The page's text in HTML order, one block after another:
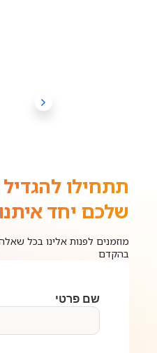
תתחילו
שלכם יחד
מוזמנים לפנות אלינו בכל
בהקדם